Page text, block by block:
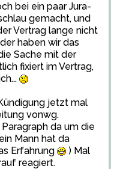
bei ein paar Jura-
gemacht, und
Vertrag lange nicht
haben wir das
Sache mit der
fixiert im Vertrag,
jetzt mal
vonwg.
da um die
Mann hat da
Erfahrung
) Mal
reagiert.